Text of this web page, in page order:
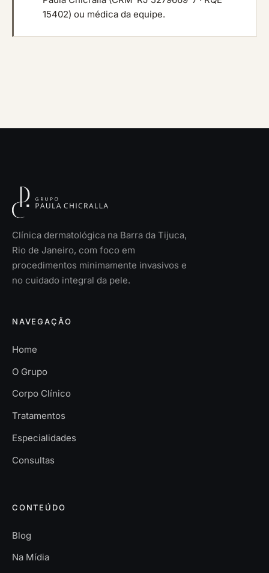
15402) ou médica da equipe.
Clínica dermatológica na Barra da Tijuca,
Rio de Janeiro, com foco em
procedimentos minimamente invasivos e
no cuidado integral da pele.
NAVEGAÇÃO
Home
O Grupo
Corpo Clínico
Tratamentos
Especialidades
Consultas
CONTEÚDO
Blog
Na Mídia